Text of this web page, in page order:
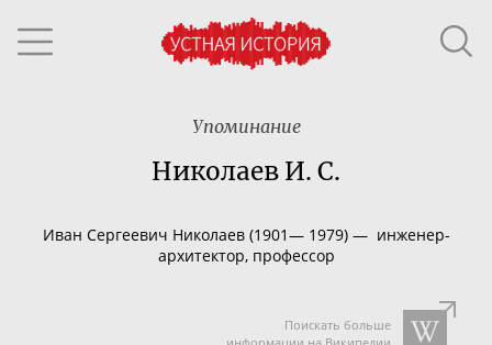
Упоминание
Николаев И. С.
Иван Сергеевич Николаев (1901— 1979) — инженер-
архитектор, профессор
Поискать больше